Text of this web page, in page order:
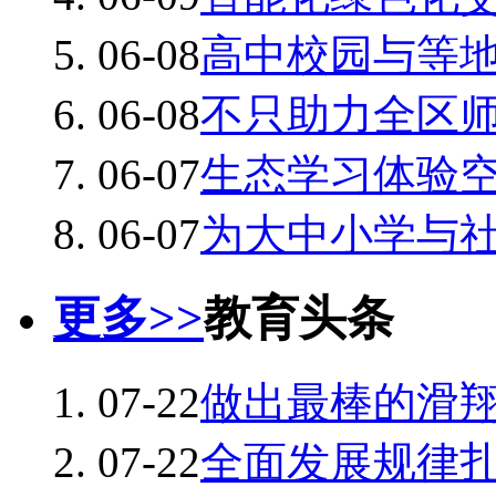
06-08高中校园与等
06-08不只助力全区
06-07生态学习体验
06-07为大中小学与
更多>>教育头条
07-22做出最棒的滑
07-22全面发展规律